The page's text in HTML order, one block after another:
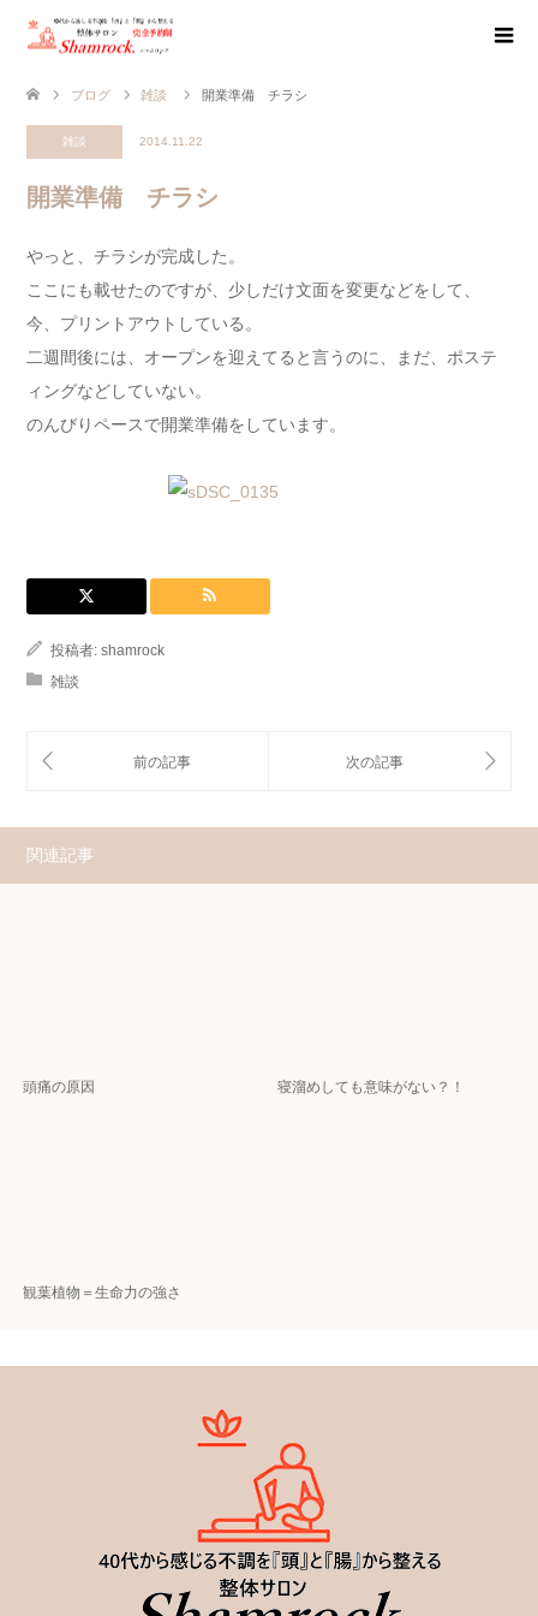
ブログ 雑談 開業準備 チラシ
雑談 2014.11.22
開業準備 チラシ
やっと、チラシが完成した。
ここにも載せたのですが、少しだけ文面を変更などをして、
今、プリントアウトしている。
二週間後には、オープンを迎えてると言うのに、まだ、ポステ
ィングなどしていない。
のんびりペースで開業準備をしています。
投稿者: shamrock
雑談
関連記事
頭痛の原因 寝溜めしても意味がない？！
観葉植物＝生命力の強さ